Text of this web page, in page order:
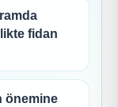
fidan
önemine